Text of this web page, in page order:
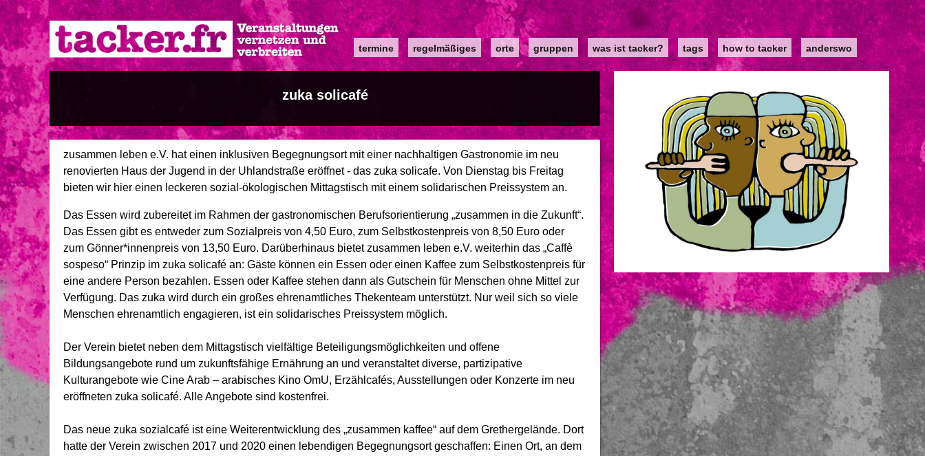
Direkt
zum
Inhalt
Main
navigation
termine regelmäßiges orte gruppen was ist tacker? tags how to tacker anderswo
zuka solicafé
zusammen leben e.V. hat einen inklusiven Begegnungsort mit einer nachhaltigen Gastronomie im neu
renovierten Haus der Jugend in der Uhlandstraße eröffnet - das zuka solicafe. Von Dienstag bis Freitag
bieten wir hier einen leckeren sozial-ökologischen Mittagstisch mit einem solidarischen Preissystem an.
Das Essen wird zubereitet im Rahmen der gastronomischen Berufsorientierung „zusammen in die Zukunft“.
Das Essen gibt es entweder zum Sozialpreis von 4,50 Euro, zum Selbstkostenpreis von 8,50 Euro oder
zum Gönner*innenpreis von 13,50 Euro. Darüberhinaus bietet zusammen leben e.V. weiterhin das „Caffè
sospeso“ Prinzip im zuka solicafé an: Gäste können ein Essen oder einen Kaffee zum Selbstkostenpreis für
eine andere Person bezahlen. Essen oder Kaffee stehen dann als Gutschein für Menschen ohne Mittel zur
Verfügung. Das zuka wird durch ein großes ehrenamtliches Thekenteam unterstützt. Nur weil sich so viele
Menschen ehrenamtlich engagieren, ist ein solidarisches Preissystem möglich.
Der Verein bietet neben dem Mittagstisch vielfältige Beteiligungsmöglichkeiten und offene
Bildungsangebote rund um zukunftsfähige Ernährung an und veranstaltet diverse, partizipative
Kulturangebote wie Cine Arab – arabisches Kino OmU, Erzählcafés, Ausstellungen oder Konzerte im neu
eröffneten zuka solicafé. Alle Angebote sind kostenfrei.
Das neue zuka sozialcafé ist eine Weiterentwicklung des „zusammen kaffee“ auf dem Grethergelände. Dort
hatte der Verein zwischen 2017 und 2020 einen lebendigen Begegnungsort geschaffen: Einen Ort, an dem